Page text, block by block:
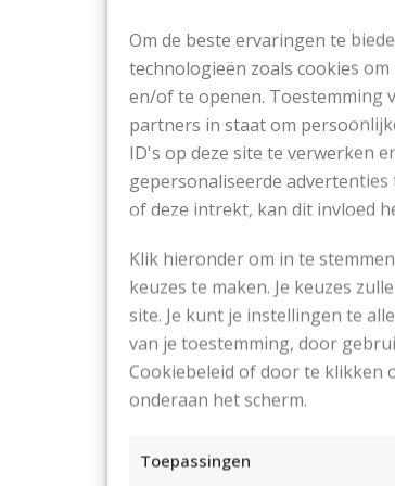
Om de beste ervaringen te
technologieën zoals cookies
en/of te openen. Toestemming
partners in staat om
ID's op deze site te verwerken
gepersonaliseerde
of deze intrekt, kan dit invloed
Klik hieronder om in te
keuzes te maken. Je keuzes
site. Je kunt je instellingen te
van je toestemming, door
Cookiebeleid of door te klikken
onderaan het scherm.
Toepassingen
Er wordt met de
Breinaalden zonder
Breinaalden zonder
Steekverhouding:
In Tricotsteek met
In Tricotsteek met
Proeflapje van
Indien afwijkend, de
Gebruikte steken:
Ribbelsteek